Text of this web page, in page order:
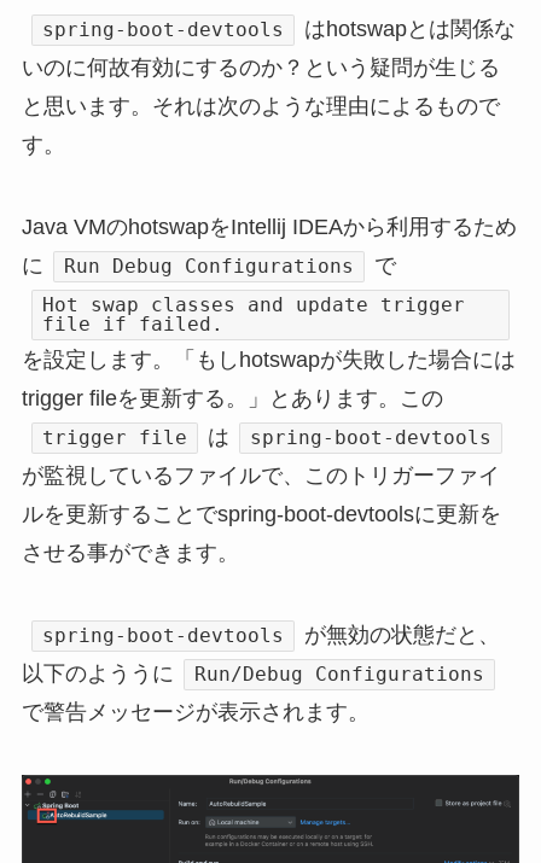
spring-boot-devtools
はhotswapとは関係な
いのに何故有効にするのか？という疑問が生じる
と思います。それは次のような理由によるもので
す。
Java VMのhotswapをIntellij IDEAから利用するため
に
Run Debug Configurations で
Hot swap classes and update trigger
file if failed.
を設定します。「もしhotswapが失敗した場合には
trigger fileを更新する。」とあります。この
trigger file は spring-boot-devtools
が監視しているファイルで、このトリガーファイ
ルを更新することでspring-boot-devtoolsに更新を
させる事ができます。
spring-boot-devtools
が無効の状態だと、
以下のよううに
Run/Debug Configurations
で警告メッセージが表示されます。